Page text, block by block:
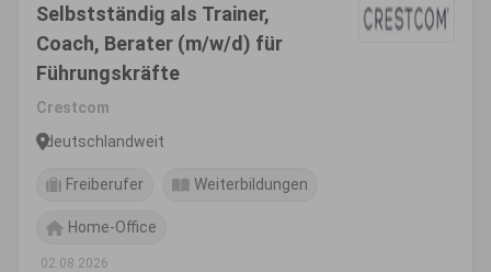
Selbstständig als Trainer,
Coach, Berater (m/w/d) für
Führungskräfte
Crestcom
deutschlandweit
Freiberufer Weiterbildungen
Home-Office
02.08.2026